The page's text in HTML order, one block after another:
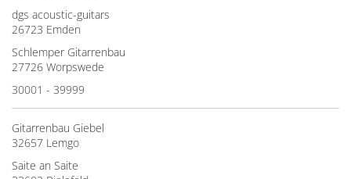
dgs acoustic-guitars
26723 Emden
Schlemper Gitarrenbau
27726 Worpswede
30001 - 39999
Gitarrenbau Giebel
32657 Lemgo
Saite an Saite